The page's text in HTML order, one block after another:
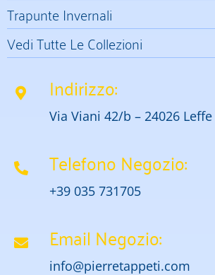
Trapunte Invernali
Vedi Tutte Le Collezioni
Indirizzo:
Via Viani 42/b – 24026 Leffe
Telefono Negozio:
+39 035 731705
Email Negozio:
info@pierretappeti.com